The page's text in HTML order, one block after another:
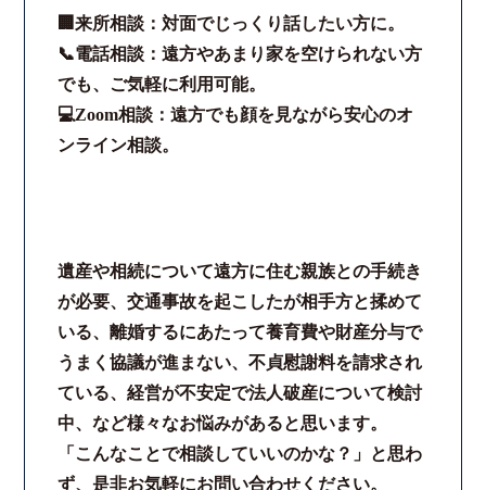
お知らせ
弁護士ブログ
法律相談コラム
衛生対策の強化
コロナと労働問題
資料ダウンロード
お問い合わせフォーム
🏢来所相談：対面でじっくり話したい方に。
📞電話相談：遠方やあまり家を空けられない方
でも、ご気軽に利用可能。
💻Zoom相談：遠方でも顔を見ながら安心のオ
ンライン相談。
遺産や相続について遠方に住む親族との手続き
が必要、交通事故を起こしたが相手方と揉めて
いる、離婚するにあたって養育費や財産分与で
うまく協議が進まない、不貞慰謝料を請求され
ている、経営が不安定で法人破産について検討
中、など様々なお悩みがあると思います。
「こんなことで相談していいのかな？」と思わ
ず、是非お気軽にお問い合わせください。